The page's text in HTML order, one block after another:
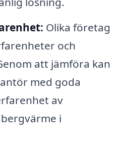
Olika företag
och
att jämföra kan
med goda
av
i